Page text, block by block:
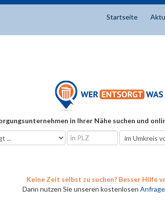
Startseite
in Ihrer Nähe suchen und
Keine Zeit selbst zu suchen? Besser Hilfe
Dann nutzen Sie unseren kostenlosen